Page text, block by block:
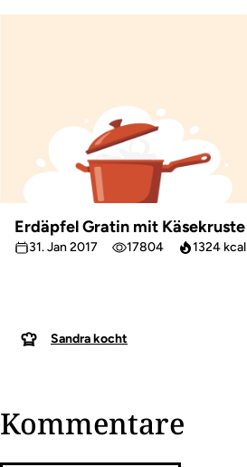
Erdäpfel Gratin mit Käsekruste
31. Jan 2017 17804 1324 kcal
Sandra kocht
Kommentare